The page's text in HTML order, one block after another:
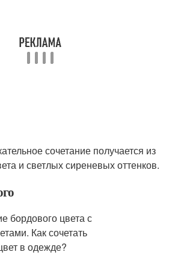
сочетание получается из
и светлых сиреневых оттенков.